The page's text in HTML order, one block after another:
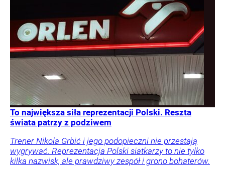
To największa siła reprezentacji Polski. Reszta
świata patrzy z podziwem
Trener Nikola Grbić i jego podopieczni nie przestają
wygrywać. Reprezentacja Polski siatkarzy to nie tylko
kilka nazwisk, ale prawdziwy zespół i grono bohaterów.